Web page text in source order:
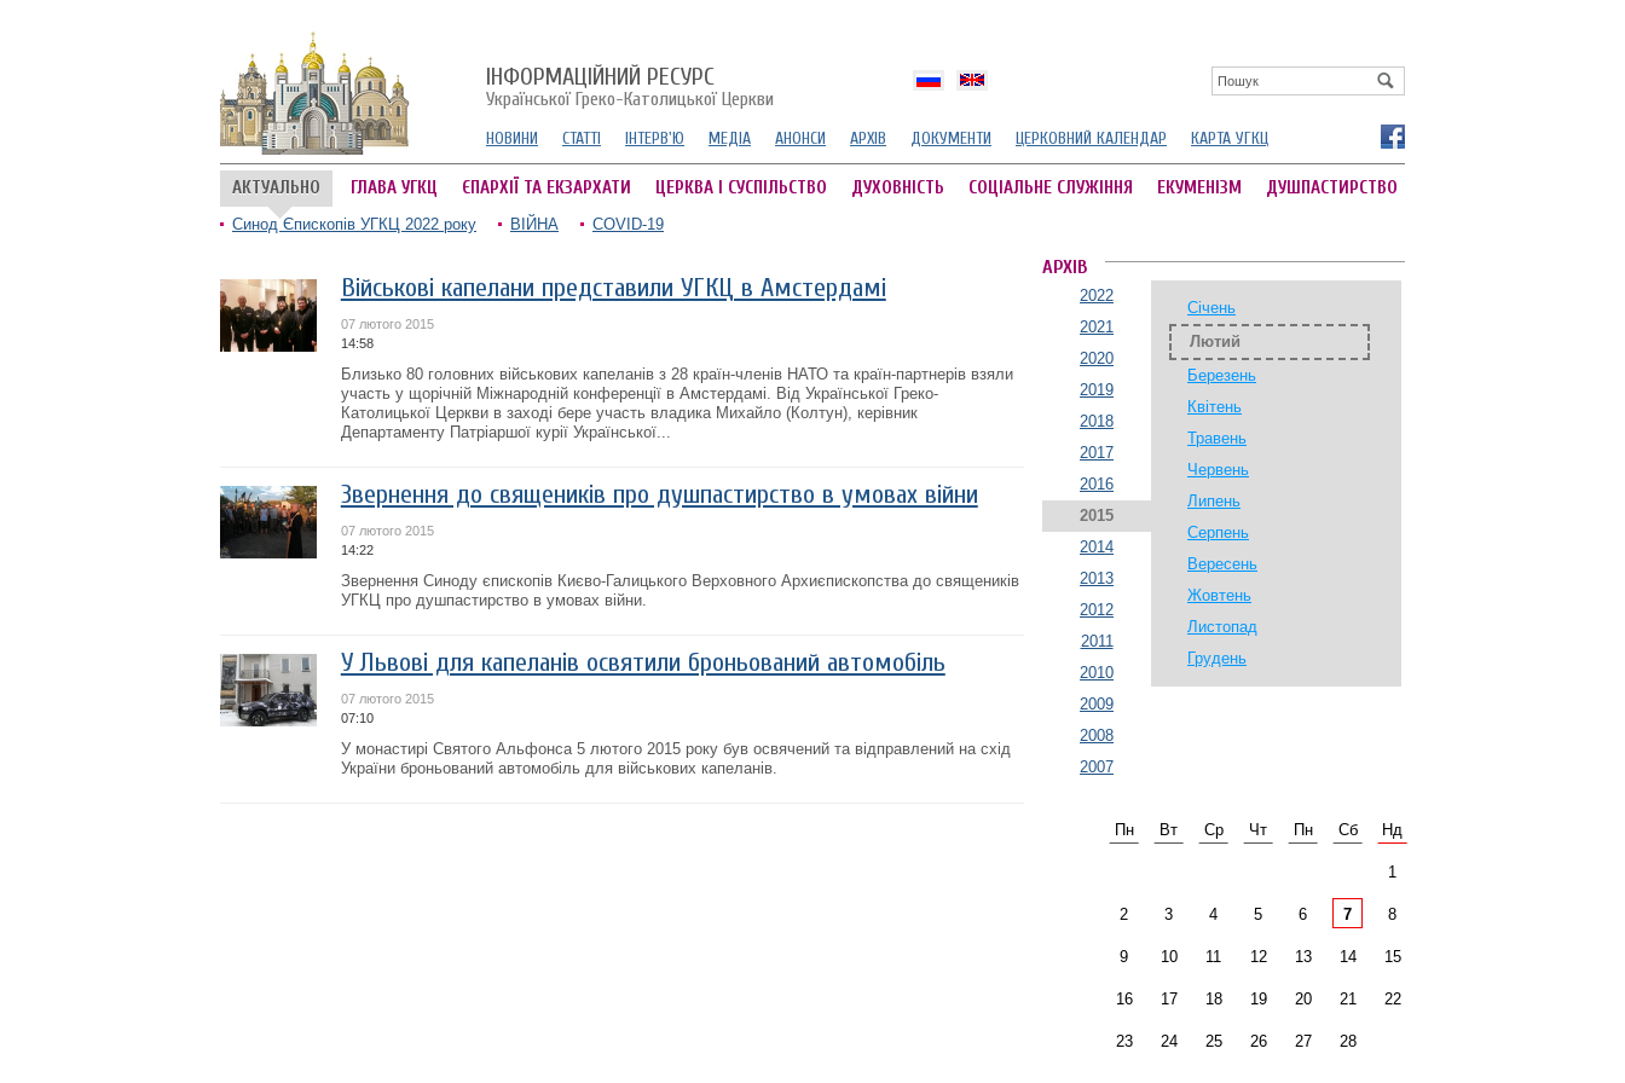
ІНФОРМАЦІЙНИЙ РЕСУРС
Української Греко-Католицької Церкви
НОВИНИ СТАТТІ ІНТЕРВ'Ю МЕДІА АНОНСИ АРХІВ ДОКУМЕНТИ ЦЕРКОВНИЙ КАЛЕНДАР КАРТА УГКЦ
АКТУАЛЬНО ГЛАВА УГКЦ ЄПАРХІЇ ТА ЕКЗАРХАТИ ЦЕРКВА І СУСПІЛЬСТВО ДУХОВНІСТЬ СОЦІАЛЬНЕ СЛУЖІННЯ ЕКУМЕНІЗМ ДУШПАСТИРСТВО
Синод Єпископів УГКЦ 2022 року ВІЙНА COVID-19
Військові капелани представили УГКЦ в Амстердамі
07 лютого 2015
14:58
Близько 80 головних військових капеланів з 28 країн-членів НАТО та країн-партнерів взяли
участь у щорічній Міжнародній конференції в Амстердамі. Від Української Греко-
Католицької Церкви в заході бере участь владика Михайло (Колтун), керівник
Департаменту Патріаршої курії Української...
Звернення до священиків про душпастирство в умовах війни
07 лютого 2015
14:22
Звернення Синоду єпископів Києво-Галицького Верховного Архиєпископства до священиків
УГКЦ про душпастирство в умовах війни.
У Львові для капеланів освятили броньований автомобіль
07 лютого 2015
07:10
У монастирі Святого Альфонса 5 лютого 2015 року був освячений та відправлений на схід
України броньований автомобіль для військових капеланів.
АРХІВ
2022
2021
2020
2019
2018
2017
2016
2015
2014
2013
2012
2011
2010
2009
2008
2007
Січень
Лютий
Березень
Квітень
Травень
Червень
Липень
Серпень
Вересень
Жовтень
Листопад
Грудень
Пн Вт Ср Чт Пн Сб Нд
1
2 3 4 5 6 7 8
9 10 11 12 13 14 15
16 17 18 19 20 21 22
23 24 25 26 27 28